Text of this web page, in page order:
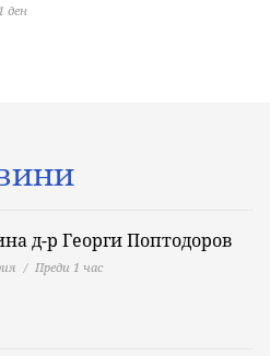
ден
д-р Георги Поптодоров
Преди 1 час